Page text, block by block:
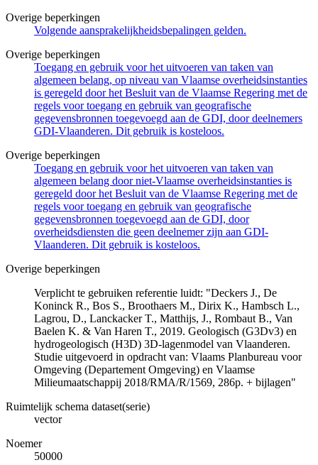
Overige beperkingen
Volgende aansprakelijkheidsbepalingen gelden.
Overige beperkingen
Toegang en gebruik voor het uitvoeren van taken van
algemeen belang, op niveau van Vlaamse overheidsinstanties
is geregeld door het Besluit van de Vlaamse Regering met de
regels voor toegang en gebruik van geografische
gegevensbronnen toegevoegd aan de GDI, door deelnemers
GDI-Vlaanderen. Dit gebruik is kosteloos.
Overige beperkingen
Toegang en gebruik voor het uitvoeren van taken van
algemeen belang door niet-Vlaamse overheidsinstanties is
geregeld door het Besluit van de Vlaamse Regering met de
regels voor toegang en gebruik van geografische
gegevensbronnen toegevoegd aan de GDI, door
overheidsdiensten die geen deelnemer zijn aan GDI-
Vlaanderen. Dit gebruik is kosteloos.
Overige beperkingen
Verplicht te gebruiken referentie luidt: "Deckers J., De
Koninck R., Bos S., Broothaers M., Dirix K., Hambsch L.,
Lagrou, D., Lanckacker T., Matthijs, J., Rombaut B., Van
Baelen K. & Van Haren T., 2019. Geologisch (G3Dv3) en
hydrogeologisch (H3D) 3D-lagenmodel van Vlaanderen.
Studie uitgevoerd in opdracht van: Vlaams Planbureau voor
Omgeving (Departement Omgeving) en Vlaamse
Milieumaatschappij 2018/RMA/R/1569, 286p. + bijlagen"
Ruimtelijk schema dataset(serie)
vector
Noemer
50000